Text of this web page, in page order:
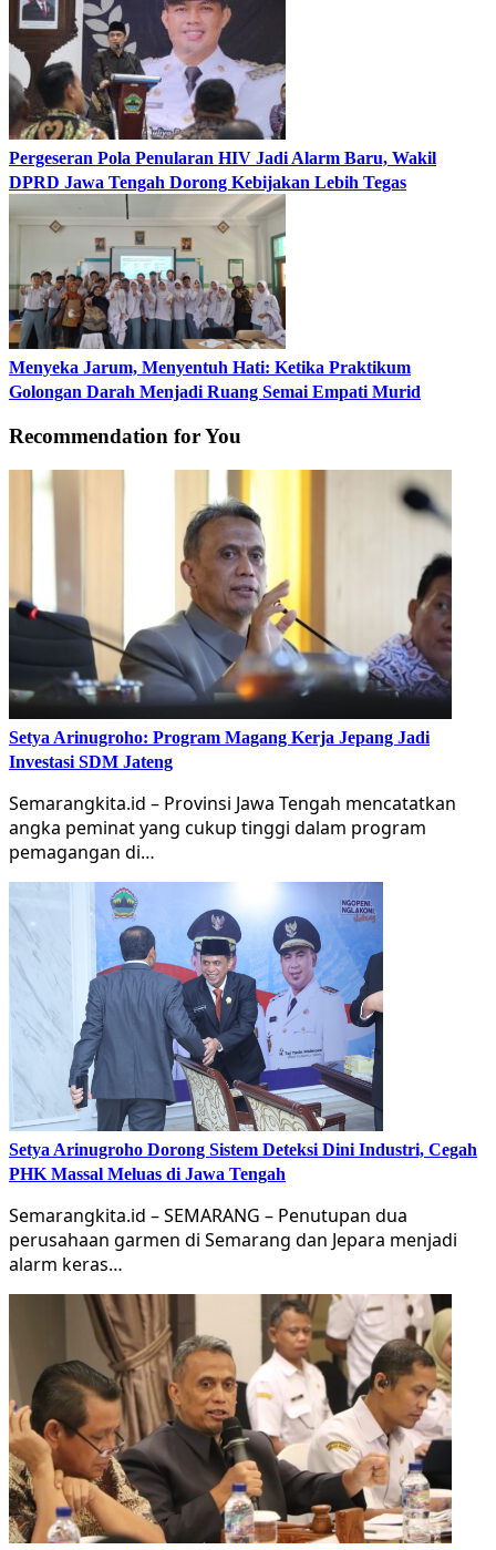
Pergeseran Pola Penularan HIV Jadi Alarm Baru, Wakil
DPRD Jawa Tengah Dorong Kebijakan Lebih Tegas
Menyeka Jarum, Menyentuh Hati: Ketika Praktikum
Golongan Darah Menjadi Ruang Semai Empati Murid
Recommendation for You
Setya Arinugroho: Program Magang Kerja Jepang Jadi
Investasi SDM Jateng
Semarangkita.id – Provinsi Jawa Tengah mencatatkan
angka peminat yang cukup tinggi dalam program
pemagangan di…
Setya Arinugroho Dorong Sistem Deteksi Dini Industri, Cegah
PHK Massal Meluas di Jawa Tengah
Semarangkita.id – SEMARANG – Penutupan dua
perusahaan garmen di Semarang dan Jepara menjadi
alarm keras…